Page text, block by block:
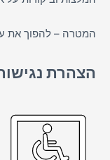
המטרה – להפוך את
הצהרת